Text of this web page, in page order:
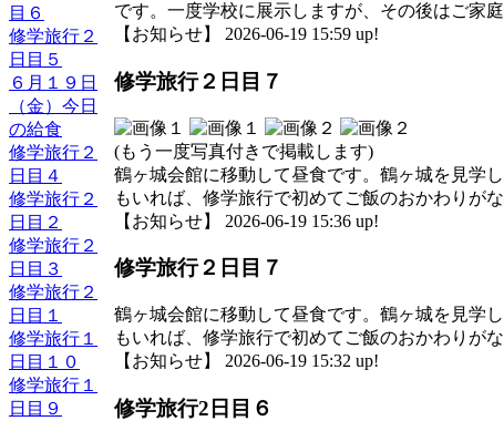
目６
修学旅行２
日目５
６月１９日
（金）今日
の給食
修学旅行２
日目４
修学旅行２
日目２
修学旅行２
日目３
修学旅行２
日目１
修学旅行１
日目１０
修学旅行１
日目９
です。一度学校に展示しますが、その後はご家
【お知らせ】 2026-06-19 15:59 up!
修学旅行２日目７
(もう一度写真付きで掲載します)
鶴ヶ城会館に移動して昼食です。鶴ヶ城を見学
もいれば、修学旅行で初めてご飯のおかわりが
【お知らせ】 2026-06-19 15:36 up!
修学旅行２日目７
鶴ヶ城会館に移動して昼食です。鶴ヶ城を見学
もいれば、修学旅行で初めてご飯のおかわりが
【お知らせ】 2026-06-19 15:32 up!
修学旅行2日目６